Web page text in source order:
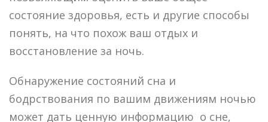
состояние здоровья, есть и другие способы
понять, на что похож ваш отдых и
восстановление за ночь.
Обнаружение состояний сна и
бодрствования по вашим движениям ночью
может дать ценную информацию о сне,